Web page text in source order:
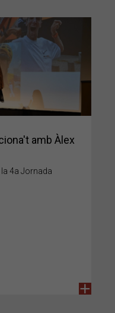
amb Àlex
4a Jornada
+